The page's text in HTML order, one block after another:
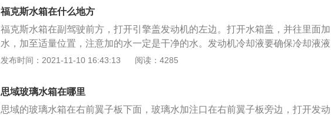
在零下40℃时依旧不结冰，适合我国最北部的严寒地区使用。
间慢慢拆卸，切不要将固定卡扣弄断；4、确保冷却液温度完全冷却过后将水箱
清洗剂随着冷却液一同排出，最后再更换新的发动机冷却液。
福克斯水箱在什么地方
福克斯水箱在副驾驶前方，打开引擎盖发动机的左边。打开水箱盖，并往里面加
水，加至适量位置，注意加的水一定是干净的水。发动机冷却液要确保冷却液液
位在冷却液储液罐的最大值标记和最小值标记之间，如果冷却液液位处于或低于
在-29℃和-34℃之间。注意：冷却液遇热会膨胀。液位可能会超过最大值标记。
发布时间：2021-11-10 16:43:13 阅读：4285
思域玻璃水箱在哪里
思域的玻璃水箱在右前翼子板下面，玻璃水加注口在右前翼子板旁边，打开发动